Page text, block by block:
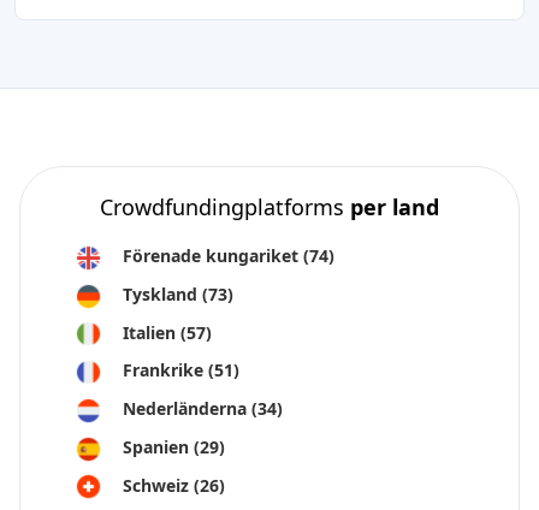
Crowdfundingplatforms per land
Förenade kungariket (74)
Tyskland (73)
Italien (57)
Frankrike (51)
Nederländerna (34)
Spanien (29)
Schweiz (26)